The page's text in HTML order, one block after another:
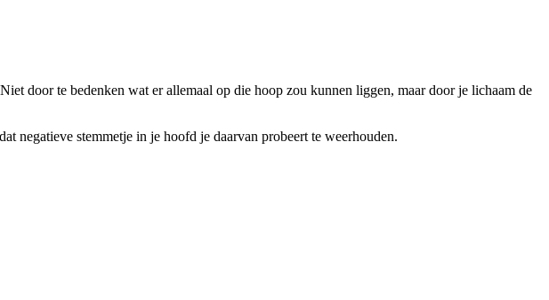
door te bedenken wat er allemaal op die hoop zou kunnen liggen, maar door je lichaam de
negatieve stemmetje in je hoofd je daarvan probeert te weerhouden.